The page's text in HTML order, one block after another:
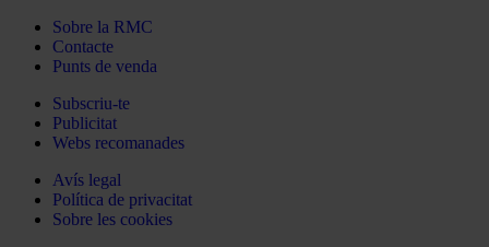
Sobre la RMC
Contacte
Punts de venda
Subscriu-te
Publicitat
Webs recomanades
Avís legal
Política de privacitat
Sobre les cookies